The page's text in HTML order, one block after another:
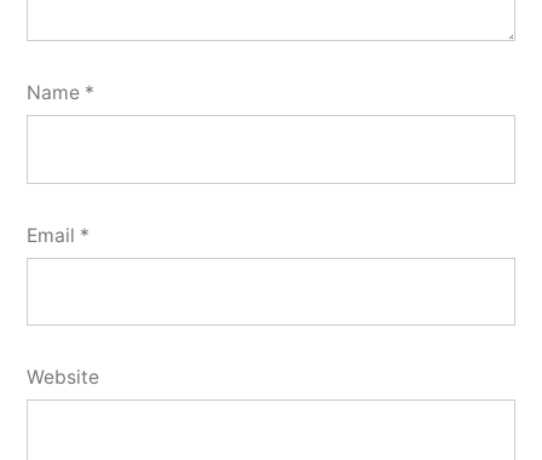
Name *
Email *
Website